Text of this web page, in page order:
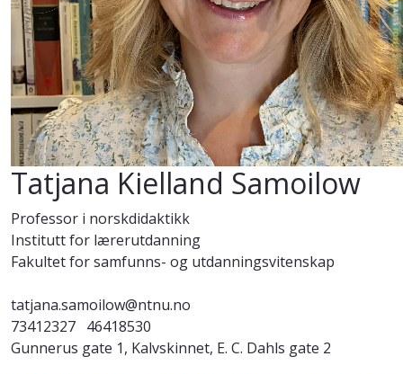
Tatjana Kielland Samoilow
Professor i norskdidaktikk
Institutt for lærerutdanning
Fakultet for samfunns- og utdanningsvitenskap
tatjana.samoilow@ntnu.no
73412327 46418530
Gunnerus gate 1, Kalvskinnet, E. C. Dahls gate 2